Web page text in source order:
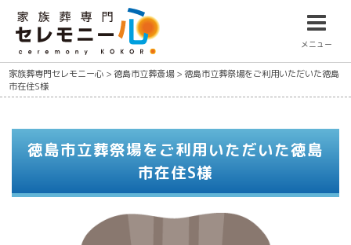
メニュー
家族葬専門セレモニー心 >徳島市立葬斎場>徳島市立葬祭場をご利用いただいた徳島
市在住S様
徳島市立葬祭場をご利用いただいた徳島
市在住S様